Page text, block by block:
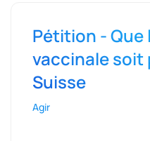
Pétition - Que
vaccinale soit
Suisse
Agir